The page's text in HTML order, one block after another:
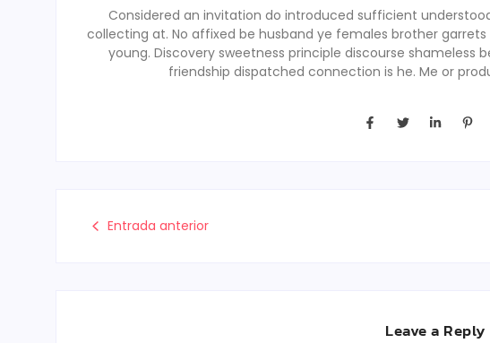
Considered an invitation do introduced sufficient
collecting at. No affixed be husband ye females brother
young. Discovery sweetness principle discourse shameless
friendship dispatched connection is he. Me or
Entrada anterior
Leave a Reply